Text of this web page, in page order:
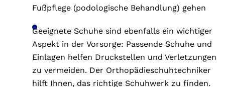
Fußpflege (podologische Behandlung) gehen
Geeignete Schuhe sind ebenfalls ein wichtiger
Aspekt in der Vorsorge: Passende Schuhe und
Einlagen helfen Druckstellen und Verletzungen
zu vermeiden. Der Orthopädieschuhtechniker
hilft Ihnen, das richtige Schuhwerk zu finden.